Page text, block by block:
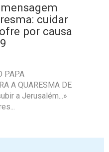
cuidar
por causa
PAPA
A QUARESMA DE
a Jerusalém...»